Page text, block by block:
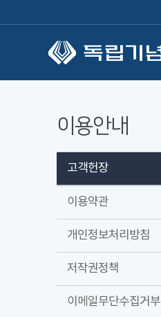
이용안내
고객헌장
이용약관
개인정보처리방침
저작권정책
이메일무단수집거부